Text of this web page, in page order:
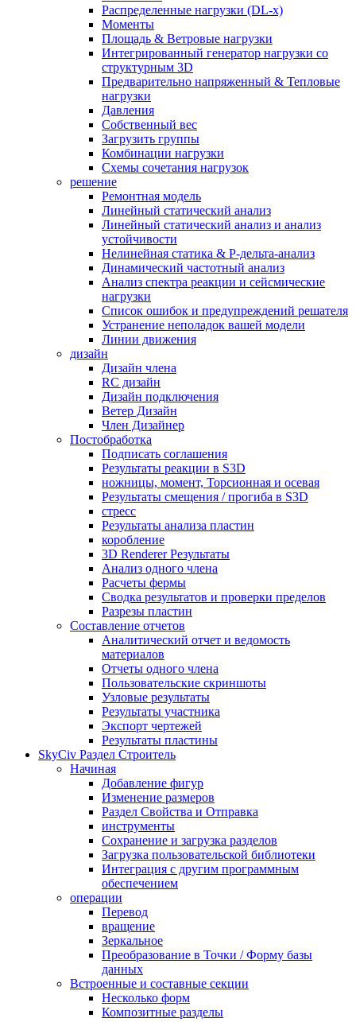
Распределенные нагрузки (DL-х)
Моменты
Площадь & Ветровые нагрузки
Интегрированный генератор нагрузки со
структурным 3D
Предварительно напряженный & Тепловые
нагрузки
Давления
Собственный вес
Загрузить группы
Комбинации нагрузки
Схемы сочетания нагрузок
решение
Ремонтная модель
Линейный статический анализ
Линейный статический анализ и анализ
устойчивости
Нелинейная статика & P-дельта-анализ
Динамический частотный анализ
Анализ спектра реакции и сейсмические
нагрузки
Список ошибок и предупреждений решателя
Устранение неполадок вашей модели
Линии движения
дизайн
Дизайн члена
RC дизайн
Дизайн подключения
Ветер Дизайн
Член Дизайнер
Постобработка
Подписать соглашения
Результаты реакции в S3D
ножницы, момент, Торсионная и осевая
Результаты смещения / прогиба в S3D
стресс
Результаты анализа пластин
коробление
3D Renderer Результаты
Анализ одного члена
Расчеты фермы
Сводка результатов и проверки пределов
Разрезы пластин
Составление отчетов
Аналитический отчет и ведомость
материалов
Отчеты одного члена
Пользовательские скриншоты
Узловые результаты
Результаты участника
Экспорт чертежей
Результаты пластины
SkyCiv Раздел Строитель
Начиная
Добавление фигур
Изменение размеров
Раздел Свойства и Отправка
инструменты
Сохранение и загрузка разделов
Загрузка пользовательской библиотеки
Интеграция с другим программным
обеспечением
операции
Перевод
вращение
Зеркальное
Преобразование в Точки / Форму базы
данных
Встроенные и составные секции
Несколько форм
Композитные разделы